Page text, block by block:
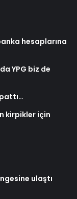
hesaplarına
YPG biz de
kirpikler için
ulaştı